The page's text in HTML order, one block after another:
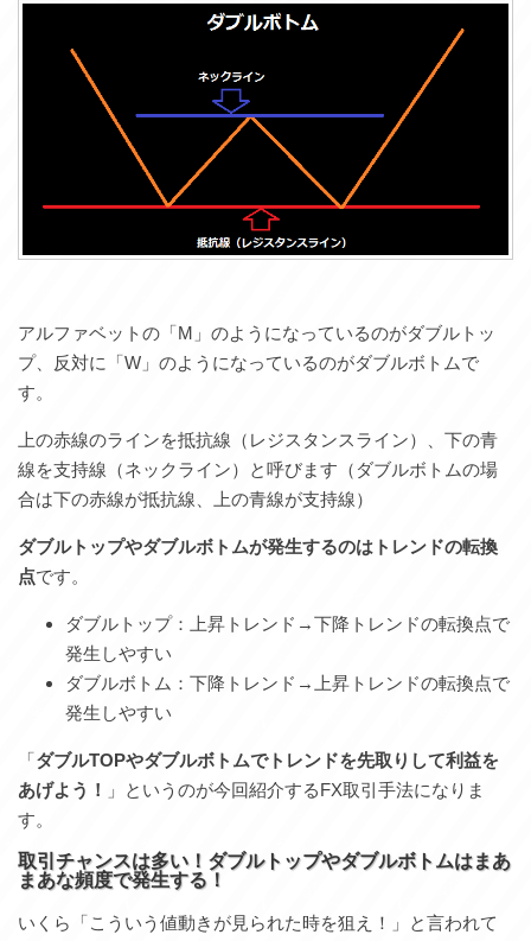
アルファベットの「M」のようになっているのがダブルトッ
プ、反対に「W」のようになっているのがダブルボトムで
す。
上の赤線のラインを抵抗線（レジスタンスライン）、下の青
線を支持線（ネックライン）と呼びます（ダブルボトムの場
合は下の赤線が抵抗線、上の青線が支持線）
ダブルトップやダブルボトムが発生するのはトレンドの転換
点です。
ダブルトップ：上昇トレンド→下降トレンドの転換点で
発生しやすい
ダブルボトム：下降トレンド→上昇トレンドの転換点で
発生しやすい
「ダブルTOPやダブルボトムでトレンドを先取りして利益を
あげよう！
」というのが今回紹介するFX取引手法になりま
す。
取引チャンスは多い！ダブルトップやダブルボトムはまあ
まあな頻度で発生する！
いくら「こういう値動きが見られた時を狙え！」と言われて